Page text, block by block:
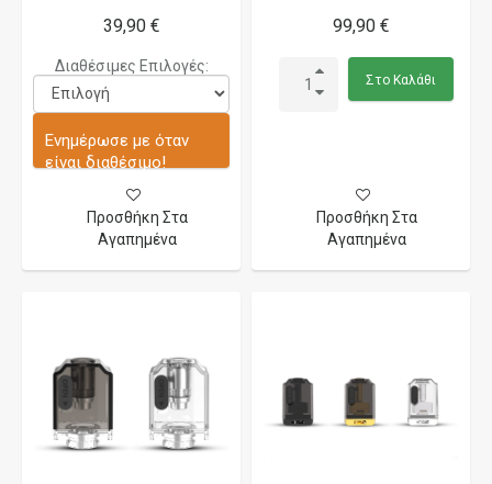
39,90 €
Διαθέσιμες Επιλογές:
Ενημέρωσε με όταν
είναι διαθέσιμο!
Προσθήκη Στα
Αγαπημένα
99,90 €
Στο Καλάθι
Προσθήκη Στα
Αγαπημένα